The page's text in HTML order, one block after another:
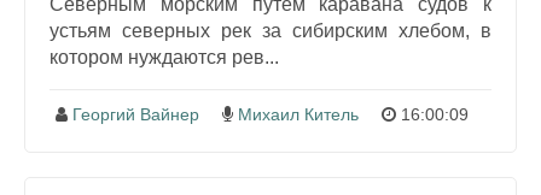
устьям северных рек за сибирским хлебом, в
котором нуждаются рев...
Георгий Вайнер Михаил Китель 16:00:09